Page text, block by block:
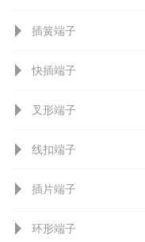
插簧端子
快插端子
叉形端子
线扣端子
插片端子
环形端子